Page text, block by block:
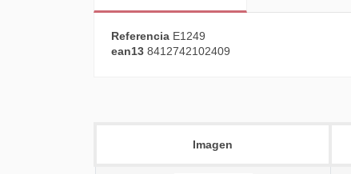
Referencia E1249
ean13 8412742102409
Imagen